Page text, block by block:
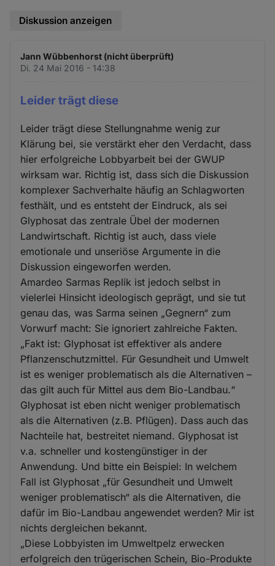
Diskussion anzeigen
Jann Wübbenhorst (nicht überprüft)
Di. 24 Mai 2016 - 14:38
Leider trägt diese
Leider trägt diese Stellungnahme wenig zur
Klärung bei, sie verstärkt eher den Verdacht, dass
hier erfolgreiche Lobbyarbeit bei der GWUP
wirksam war. Richtig ist, dass sich die Diskussion
komplexer Sachverhalte häufig an Schlagworten
festhält, und es entsteht der Eindruck, als sei
Glyphosat das zentrale Übel der modernen
Landwirtschaft. Richtig ist auch, dass viele
emotionale und unseriöse Argumente in die
Diskussion eingeworfen werden.
Amardeo Sarmas Replik ist jedoch selbst in
vielerlei Hinsicht ideologisch geprägt, und sie tut
genau das, was Sarma seinen „Gegnern“ zum
Vorwurf macht: Sie ignoriert zahlreiche Fakten.
„Fakt ist: Glyphosat ist effektiver als andere
Pflanzenschutzmittel. Für Gesundheit und Umwelt
ist es weniger problematisch als die Alternativen –
das gilt auch für Mittel aus dem Bio-Landbau.“
Glyphosat ist eben nicht weniger problematisch
als die Alternativen (z.B. Pflügen). Dass auch das
Nachteile hat, bestreitet niemand. Glyphosat ist
v.a. schneller und kostengünstiger in der
Anwendung. Und bitte ein Beispiel: In welchem
Fall ist Glyphosat „für Gesundheit und Umwelt
weniger problematisch“ als die Alternativen, die
dafür im Bio-Landbau angewendet werden? Mir ist
nichts dergleichen bekannt.
„Diese Lobbyisten im Umweltpelz erwecken
erfolgreich den trügerischen Schein, Bio-Produkte